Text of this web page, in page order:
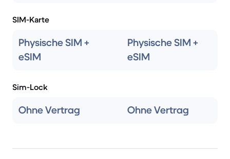
SIM-Karte
Physische SIM +
eSIM
Physische SIM +
eSIM
Sim-Lock
Ohne Vertrag Ohne Vertrag